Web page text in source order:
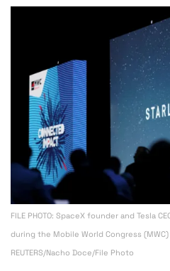
FILE PHOTO: SpaceX founder and Tesla
during the Mobile World Congress
REUTERS/Nacho Doce/File Photo